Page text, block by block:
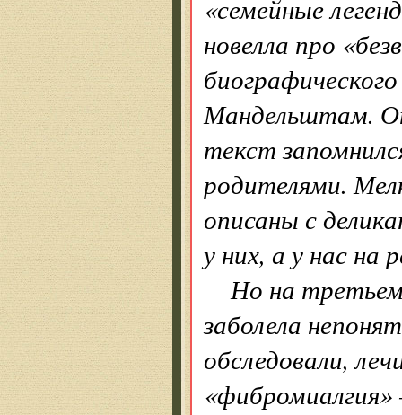
«семейные
новелла про
Мандель­штам.
текст
родителями.
описаны с
у них, а у нас на
Но на
заболела
обследовали,